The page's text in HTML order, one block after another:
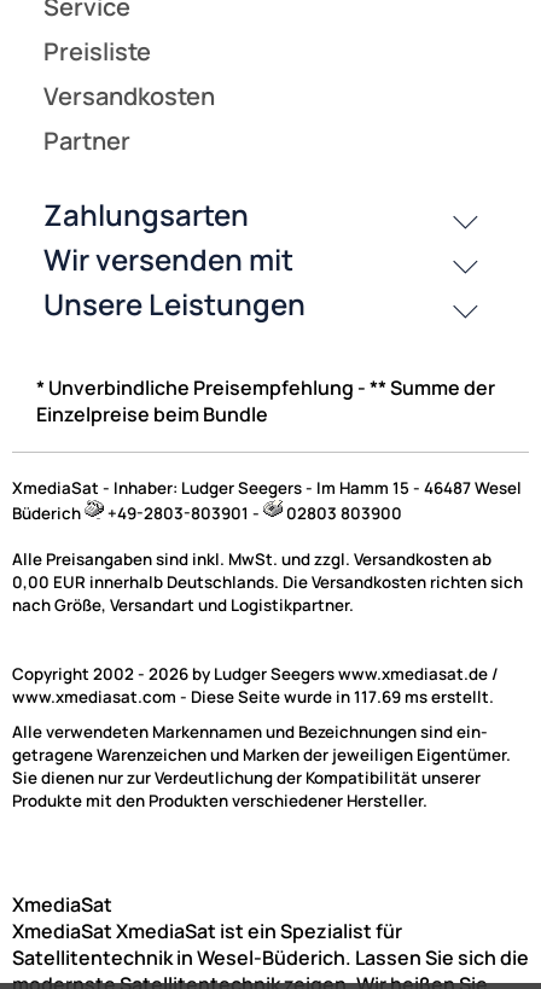
* Unverbindliche Preisempfehlung - ** Summe der
Einzelpreise beim Bundle
XmediaSat - Inhaber: Ludger Seegers - Im Hamm 15 - 46487 Wesel
Büderich
+49-2803-803901 - 02803 803900
Alle Preisangaben sind inkl. MwSt. und zzgl. Versandkosten ab
0,00 EUR innerhalb Deutschlands. Die Versandkosten richten sich
nach Größe, Versandart und Logistikpartner.
Copyright 2002 - 2026 by Ludger Seegers www.xmediasat.de /
www.xmediasat.com - Diese Seite wurde in 117.69 ms erstellt.
Alle verwendeten Markennamen und Bezeichnungen sind ein-
getragene Warenzeichen und Marken der jeweiligen Eigentümer.
Sie dienen nur zur Verdeutlichung der Kompatibilität unserer
Produkte mit den Produkten verschiedener Hersteller.
XmediaSat
XmediaSatXmediaSat ist ein Spezialist für
Satellitentechnik in Wesel-Büderich. Lassen Sie sich die